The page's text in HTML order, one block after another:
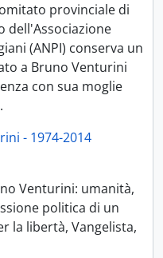
provinciale di
dell'Associazione
(ANPI) conserva un
a Bruno Venturini
con sua moglie
- 1974-2014
Venturini: umanità,
politica di un
la libertà, Vangelista,